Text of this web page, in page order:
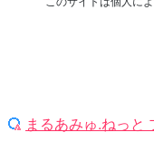
まるあみゅ.ねっと